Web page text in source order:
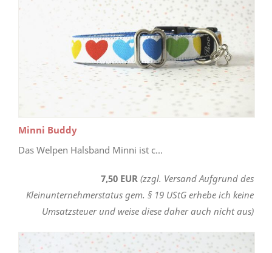
Minni Buddy
Das Welpen Halsband Minni ist c...
7,50 EUR (zzgl. Versand Aufgrund des
Kleinunternehmerstatus gem. § 19 UStG erhebe ich keine
Umsatzsteuer und weise diese daher auch nicht aus)